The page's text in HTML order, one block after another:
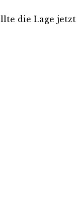
die Lage jetzt